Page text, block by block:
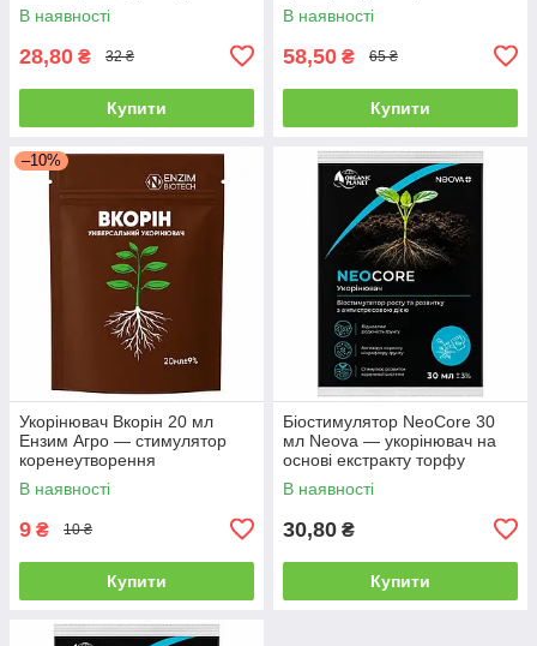
В наявності
28,80 ₴ 32 ₴
Купити
В наявності
58,50 ₴ 65 ₴
Купити
–10%
Укорінювач Вкорін 20 мл
Ензим Агро — стимулятор
коренеутворення
В наявності
9 ₴ 10 ₴
Купити
Біостимулятор NeoCore 30
мл Neova — укорінювач на
основі екстракту торфу
В наявності
30,80 ₴
Купити